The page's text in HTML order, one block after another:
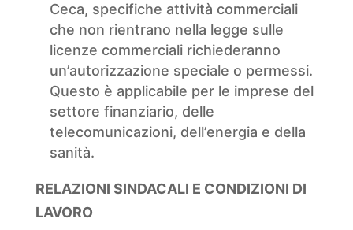
Ceca, specifiche attività commerciali
che non rientrano nella legge sulle
licenze commerciali richiederanno
un’autorizzazione speciale o permessi.
Questo è applicabile per le imprese del
settore finanziario, delle
telecomunicazioni, dell’energia e della
sanità.
RELAZIONI SINDACALI E CONDIZIONI DI
LAVORO